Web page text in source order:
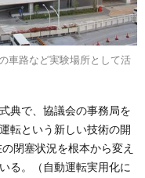
車路など実験場所として活
典で、協議会の事務局を
転という新しい技術の開
閉塞状況を根本から変え
る。（自動運転実用化に